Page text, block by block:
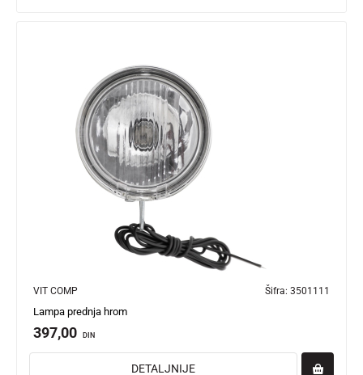
VIT COMP Šifra: 3501111
Lampa prednja hrom
397,00 DIN
DETALJNIJE